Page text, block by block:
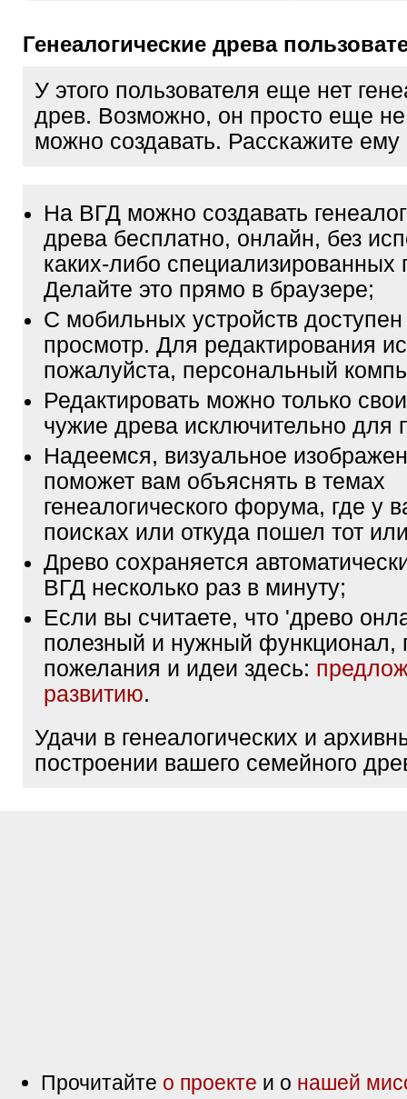
Генеалогические древа
У этого пользователя еще нет
древ. Возможно, он просто еще не
можно создавать. Расскажите ему
На ВГД можно создавать
древа бесплатно, онлайн, без
каких-либо специализированных
Делайте это прямо в браузере;
С мобильных устройств доступен
просмотр. Для редактирования
пожалуйста, персональный
Редактировать можно только
чужие древа исключительно для
Надеемся, визуальное
поможет вам объяснять в темах
генеалогического форума, где у
поисках или откуда пошел тот
Древо сохраняется
ВГД несколько раз в минуту;
Если вы считаете, что 'древо
полезный и нужный функционал,
пожелания и идеи здесь:
развитию.
Удачи в генеалогических и
построении вашего семейного
Прочитайте о проекте и о нашей